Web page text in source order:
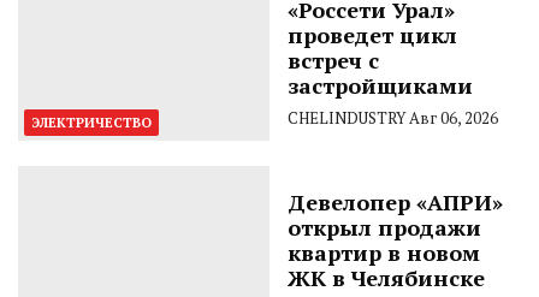
ЭЛЕКТРИЧЕСТВО
«Россети Урал»
проведет цикл
встреч с
застройщиками
CHELINDUSTRYАвг 06, 2026
Девелопер «АПРИ»
открыл продажи
квартир в новом
ЖК в Челябинске